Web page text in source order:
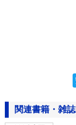
関連書籍・雑誌